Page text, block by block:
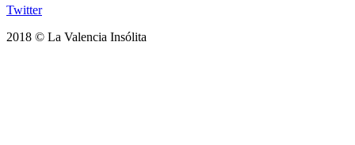
Twitter
2018 © La Valencia Insólita